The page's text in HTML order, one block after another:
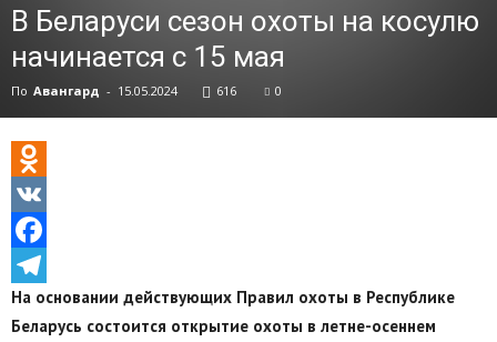
В Беларуси сезон охоты на косулю
начинается с 15 мая
По Авангард - 15.05.2024 616 0
Odnoklassniki
VK
Facebook
Telegram
На основании действующих Правил охоты в Республике
Беларусь состоится открытие охоты в летне-осеннем